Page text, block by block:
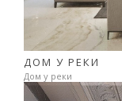
ДОМ У РЕКИ
Дом у реки